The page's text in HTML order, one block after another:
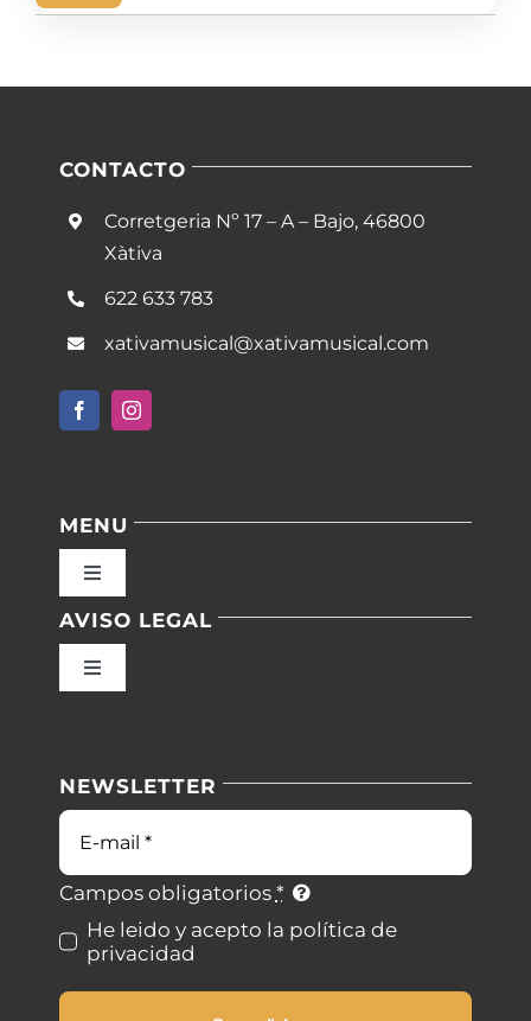
CONTACTO
Corretgeria Nº 17 – A – Bajo, 46800
Xàtiva
622 633 783
xativamusical@xativamusical.com
MENU
Toggle
Inicio
Blog
Contacto
AVISO LEGAL
Toggle
Condiciones de uso
Ley de cookies
Desistimiento
NEWSLETTER
Correo
electrónico
Campos obligatorios *
He leido y acepto la política de
privacidad